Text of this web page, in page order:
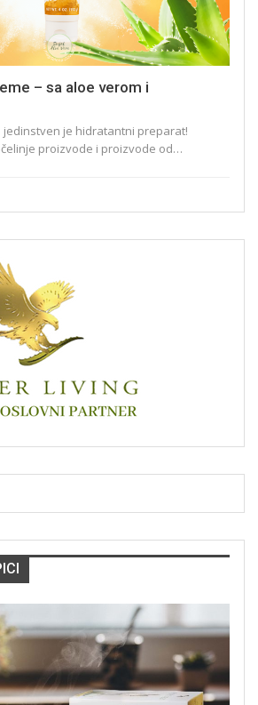
– sa aloe verom i
jedinstven je hidratantni preparat!
proizvode i proizvode od…